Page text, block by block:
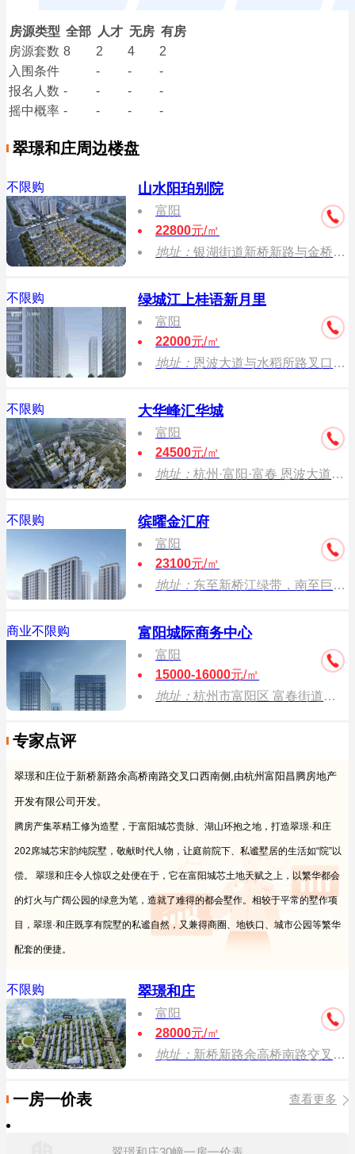
房源类型 全部 人才 无房 有房
房源套数 8 2 4
2
入围条件
- -
-
报名 人数 - - -
-
摇中概率 - - - -
翠璟和庄周边楼盘
不限购 山水阳珀别院
富阳
22800元/㎡
地址：银湖街道新桥新路与金桥北路交叉口
不限购 绿城江上桂语新月里
富阳
22000元/㎡
地址： 恩波大道与水稻所路叉口 （近邻富春新天地）
不限购 大华峰汇华城
富阳
24500元/㎡
地址：杭州·富阳·富春 恩波大道与盛大路（在建）交叉口
不限购 缤曜金汇府
富阳
23100元/㎡
地址： 东至新桥江绿带，南至巨利路，西至春秋北路，北至北环路。
商业不限购 富阳城际商务中心
富阳
15000-16000元/㎡
地址：杭州市富阳区 富春街道金桥北路与北环路交叉口
专家点评
翠璟和庄位于新桥新路余高桥南路交叉口西南侧,由杭州富阳昌腾房地产
开发有限公司开发。
腾房产集萃精工修为造墅，于富阳城芯贵脉、湖山环抱之地，打造翠璟·和庄
202席城芯宋韵纯院墅，敬献时代人物，让庭前院下、私谧墅居的生活如“院”以
偿。 翠璟和庄令人惊叹之处便在于，它在富阳城芯土地天赋之上，以繁华都会
的灯火与广阔公园的绿意为笔，造就了难得的都会墅作。相较于平常的墅作项
目，翠璟·和庄既享有院墅的私谧自然，又兼得商圈、地铁口、城市公园等繁华
配套的便捷。
不限购 翠璟和庄
富阳
28000元/㎡
地址： 新桥新路余高桥南路交叉口西南侧
一房一价表 查看更多